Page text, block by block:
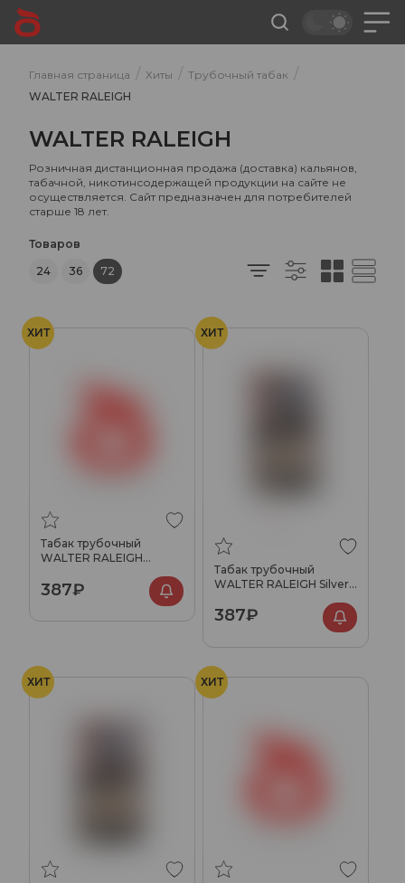
Главная страница / Хиты / Трубочный табак /
WALTER RALEIGH
WALTER RALEIGH
Розничная дистанционная продажа (доставка) кальянов,
табачной, никотинсодержащей продукции на сайте не
осуществляется. Сайт предназначен для потребителей
старше 18 лет.
Товаров
24
36 72
ХИТ
Табак трубочный
WALTER RALEIGH
387₽
ХИТ
Табак трубочный
WALTER RALEIGH Silver
387₽
ХИТ ХИТ